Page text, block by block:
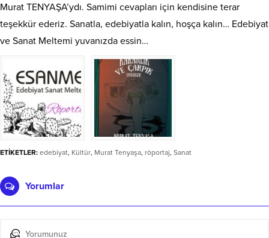
Murat TENYAŞA’ydı. Samimi cevapları için kendisine terar
teşekkür ederiz. Sanatla, edebiyatla kalın, hoşça kalın… Edebiyat
ve Sanat Meltemi yuvanızda essin…
ETİKETLER: edebiyat, Kültür, Murat Tenyaşa, röportaj, Sanat
Yorumlar